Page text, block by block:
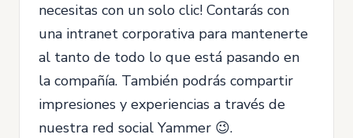
necesitas con un solo clic! Contarás con
una intranet corporativa para mantenerte
al tanto de todo lo que está pasando en
la compañía. También podrás compartir
impresiones y experiencias a través de
nuestra red social Yammer 😉.